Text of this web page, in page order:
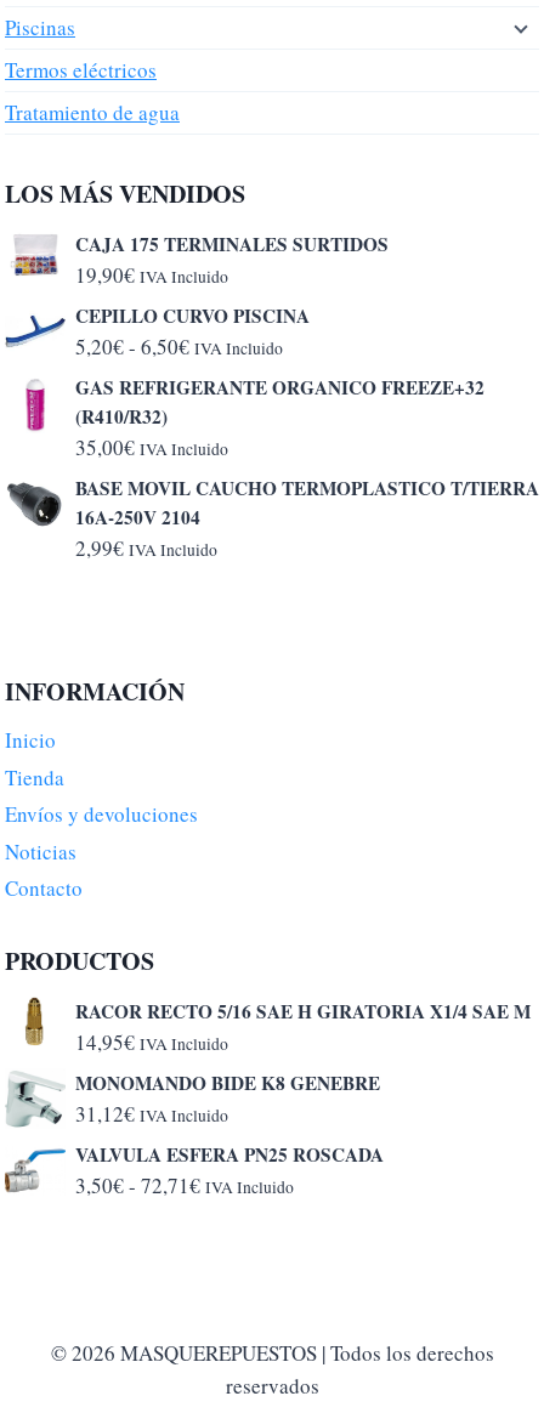
Piscinas
Termos eléctricos
Tratamiento de agua
LOS MÁS VENDIDOS
CAJA 175 TERMINALES SURTIDOS
19,90€ IVA Incluido
CEPILLO CURVO PISCINA
5,20€- 6,50€Rango
de
desde
5,20€
hasta
6,50€
IVA Incluido
GAS REFRIGERANTE ORGANICO FREEZE+32
(R410/R32)
35,00€ IVA Incluido
BASE MOVIL CAUCHO TERMOPLASTICO T/TIERRA
16A-250V 2104
2,99€ IVA Incluido
INFORMACIÓN
Inicio
Tienda
Envíos y devoluciones
Noticias
Contacto
PRODUCTOS
RACOR RECTO 5/16 SAE H GIRATORIA X1/4 SAE M
14,95€ IVA Incluido
MONOMANDO BIDE K8 GENEBRE
31,12€ IVA Incluido
VALVULA ESFERA PN25 ROSCADA
3,50€- 72,71€Rango
hasta
72,71€
IVA Incluido
© 2026 MASQUEREPUESTOS | Todos los derechos
reservados